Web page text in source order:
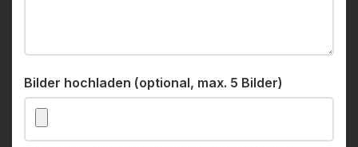
Bilder hochladen (optional, max. 5 Bilder)